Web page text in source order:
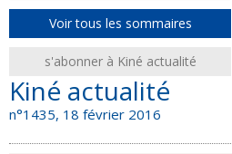
Voir tous les sommaires
s'abonner à Kiné actualité
Kiné actualité
n°1435, 18 février 2016